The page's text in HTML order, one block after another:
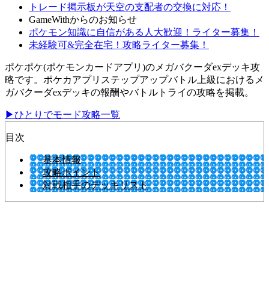
トレード掲示板が天空の支配者の交換に対応！
GameWithからのお知らせ
ポケモン知識に自信がある人大歓迎！ライター募集！
未経験可&完全在宅！攻略ライター募集！
ポケポケ(ポケモンカードアプリ)のメガバクーダexデッキ攻
略です。ポケカアプリステップアップバトル上級におけるメ
ガバクーダexデッキの報酬やバトルトライの攻略を掲載。
▶ひとりでモード攻略一覧
目次
基本情報
攻略ポイント
対戦相手のデッキリスト